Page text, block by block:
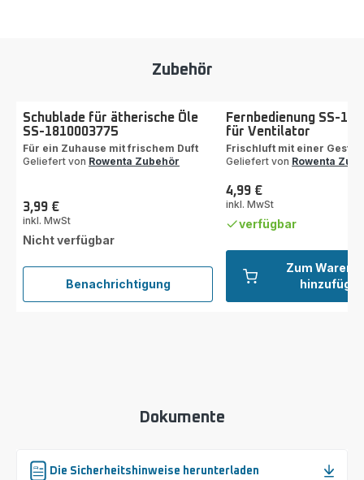
Zubehör
Benachrichtigung
Schublade
Schublade für ätherische Öle
SS-1810003775
Für ein Zuhause mit frischem Duft
Geliefert von Rowenta Zubehör
Preis
3,99 €
inkl. MwSt
Nicht verfügbar
Zum
Fernbedienung SS-
für Ventilator
Frischluft mit einer Geste
Geliefert von Rowenta
Preis
4,99 €
inkl. MwSt
verfügbar
Dokumente
Die Sicherheitshinweise herunterladen